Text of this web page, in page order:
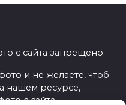
с сайта запрещено.
и не желаете, чтоб
нашем ресурсе,
с сайта.